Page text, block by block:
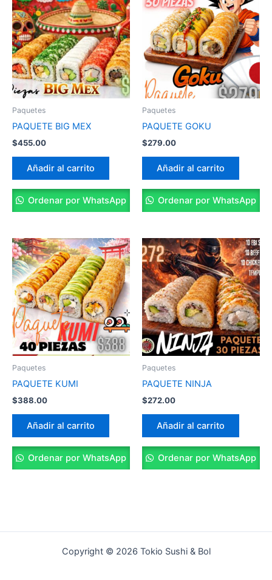
Paquetes
PAQUETE BIG MEX
$455.00
Añadir al carrito
Ordenar por WhatsApp
Paquetes
PAQUETE GOKU
$279.00
Añadir al carrito
Ordenar por WhatsApp
Paquetes
PAQUETE KUMI
$388.00
Añadir al carrito
Ordenar por WhatsApp
Paquetes
PAQUETE NINJA
$272.00
Añadir al carrito
Ordenar por WhatsApp
Copyright © 2026 Tokio Sushi & Bol